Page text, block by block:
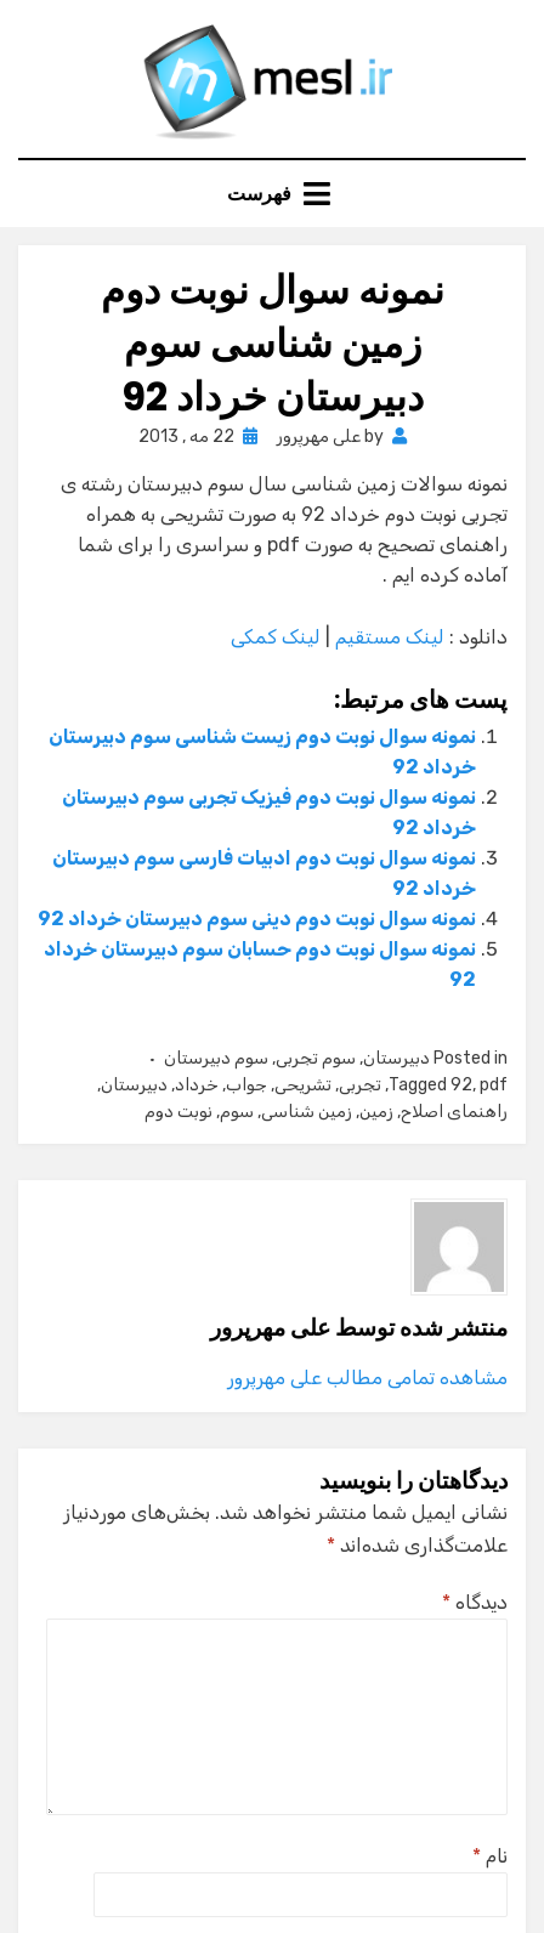
فهرست
نمونه سوال نوبت دوم
زمین شناسی سوم
دبیرستان خرداد 92
by علی مهرپرور
Posted
22 مه , 2013
نمونه سوالات زمین شناسی سال سوم دبیرستان رشته ی
تجربی نوبت دوم خرداد 92 به صورت تشریحی به همراه
راهنمای تصحیح به صورت pdf و سراسری را برای شما
آماده کرده ایم .
دانلود : لینک مستقیم لینک کمکی
پست های مرتبط:
نمونه سوال نوبت دوم زیست شناسی سوم دبیرستان
خرداد 92
نمونه سوال نوبت دوم فیزیک تجربی سوم دبیرستان
خرداد 92
نمونه سوال نوبت دوم ادبیات فارسی سوم دبیرستان
خرداد 92
نمونه سوال نوبت دوم دینی سوم دبیرستان خرداد 92
نمونه سوال نوبت دوم حسابان سوم دبیرستان خرداد
92
Posted in دبیرستان, سوم تجربی, سوم دبیرستان
Tagged 92,pdf
, تجربی, تشریحی, جواب, خرداد, دبیرستان,
راهنمای اصلاح, زمین, زمین شناسی, سوم, نوبت دوم
منتشر شده توسطعلی مهرپرور
مشاهده تمامی مطالب علی مهرپرور
دیدگاهتان را بنویسید
نشانی ایمیل شما منتشر نخواهد شد. بخش‌های موردنیاز
علامت‌گذاری شده‌اند *
دیدگاه *
نام *